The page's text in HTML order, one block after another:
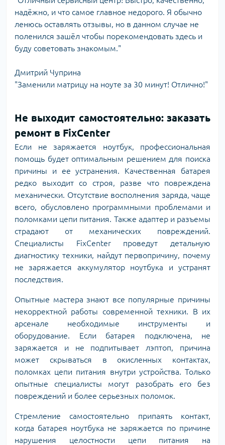
надёжно, и что самое главное недорого. Я обычно
ленюсь оставлять отзывы, но в данном случае не
поленился зашёл чтобы порекомендовать здесь и
буду советовать знакомым."
Дмитрий Чуприна
"Заменили матрицу на ноуте за 30 минут! Отлично!"
Не выходит самостоятельно: заказать
ремонт в FixCenter
Если не заряжается ноутбук, профессиональная
помощь будет оптимальным решением для поиска
причины и ее устранения. Качественная батарея
редко выходит со строя, разве что повреждена
механически. Отсутствие восполнения заряда, чаще
всего, обусловлено программными проблемами и
поломками цепи питания. Также адаптер и разъемы
страдают от механических повреждений.
Специалисты FixCenter проведут детальную
диагностику техники, найдут первопричину, почему
не заряжается аккумулятор ноутбука и устранят
последствия.
Опытные мастера знают все популярные причины
некорректной работы современной техники. В их
арсенале необходимые инструменты и
оборудование. Если батарея подключена, не
заряжается и не подпитывает лэптоп, причина
может скрываться в окисленных контактах,
поломках цепи питания внутри устройства. Только
опытные специалисты могут разобрать его без
повреждений и более серьезных поломок.
Стремление самостоятельно припаять контакт,
когда батарея ноутбука не заряжается по причине
нарушения целостности цепи питания на